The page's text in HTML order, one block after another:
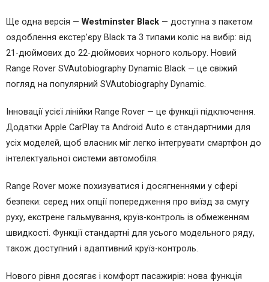
Ще одна версія — Westminster Black — доступна з пакетом
оздоблення екстер’єру Black та 3 типами коліс на вибір: від
21-дюймових до 22-дюймових чорного кольору. Новий
Range Rover SVAutobiography Dynamic Black — це свіжий
погляд на популярний SVAutobiography Dynamic.
Інновації усієї лінійки Range Rover — це функції підключення.
Додатки Apple CarPlay та Android Auto є стандартними для
усіх моделей, щоб власник міг легко інтегрувати смартфон до
інтелектуальної системи автомобіля.
Range Rover може похизуватися і досягненнями у сфері
безпеки: серед них опції попередження про виїзд за смугу
руху, екстрене гальмування, круїз-контроль із обмеженням
швидкості. Функції стандартні для усього модельного ряду,
також доступний і адаптивний круїз-контроль.
Нового рівня досягає і комфорт пасажирів: нова функція